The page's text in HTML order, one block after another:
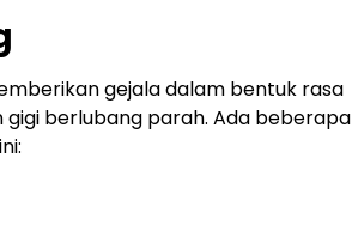
gejala dalam bentuk rasa
gigi berlubang parah. Ada beberapa